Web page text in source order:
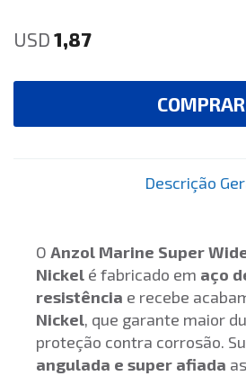
USD 1,87
COMPRAR
Descrição
O Anzol Marine Super
Nickel é fabricado em aço
resistência e recebe
Nickel, que garante maior
proteção contra corrosão.
angulada e super afiada